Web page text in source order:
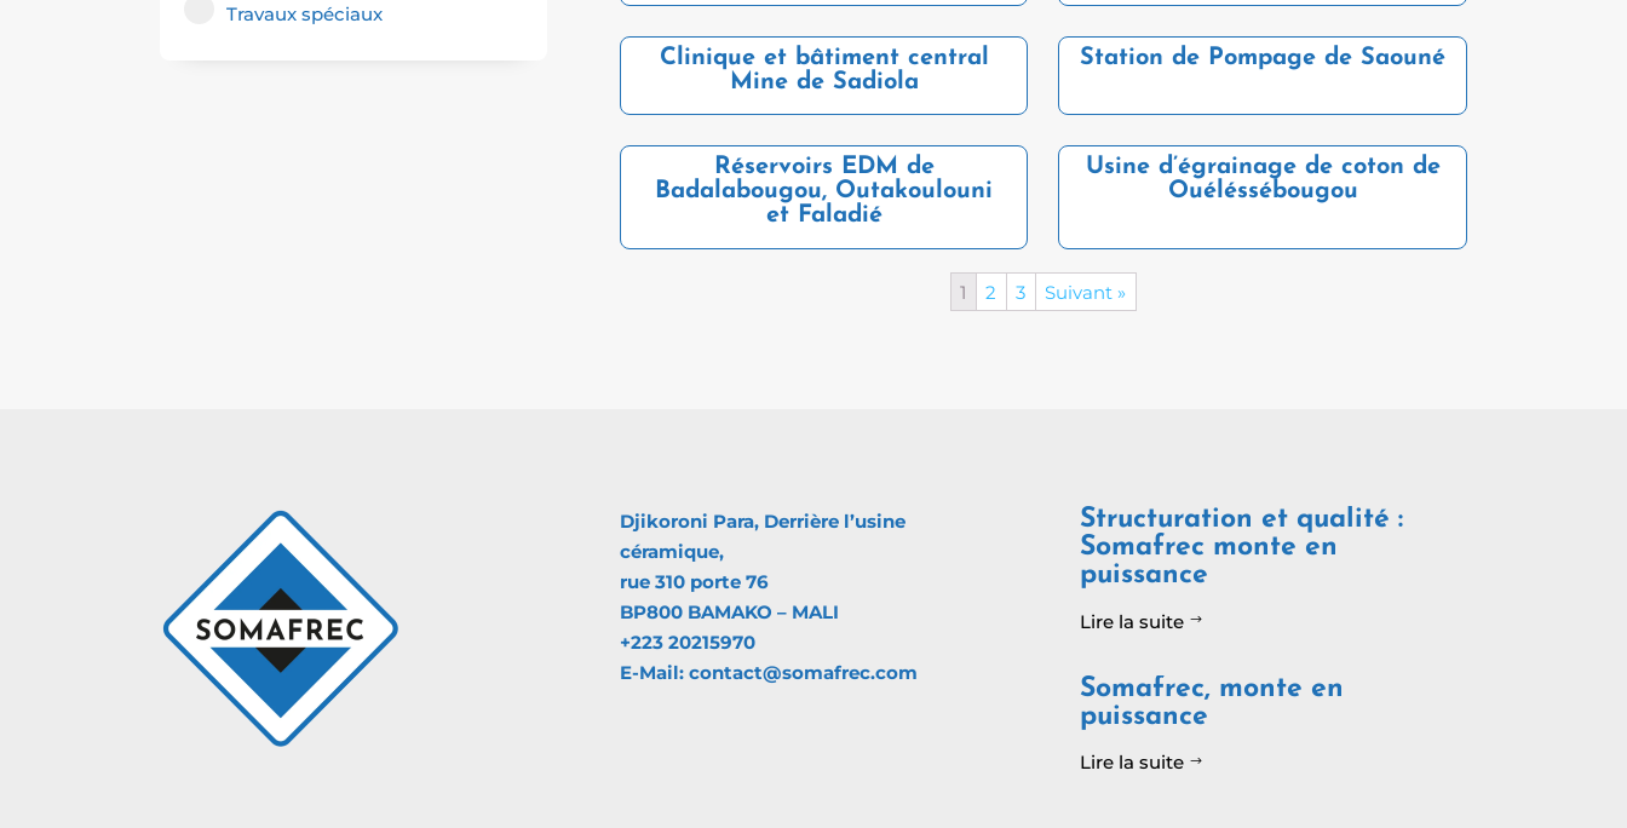
Travaux spéciaux
Clinique et bâtiment central
Mine de Sadiola
Station de Pompage de Saouné
Réservoirs EDM de
Badalabougou, Outakoulouni
et Faladié
Usine d’égrainage de coton de
Ouéléssébougou
1 2 3 Suivant »
Djikoroni Para, Derrière l’usine
céramique,
rue 310 porte 76
BP800 BAMAKO – MALI
+223 20215970
E-Mail: contact@somafrec.com
Structuration et qualité :
Somafrec monte en
puissance
Lire la suite $
Somafrec, monte en
puissance
Lire la suite $